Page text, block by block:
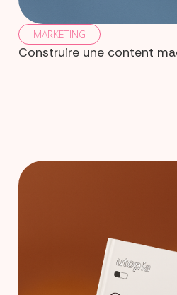
MARKETING
Construire une content